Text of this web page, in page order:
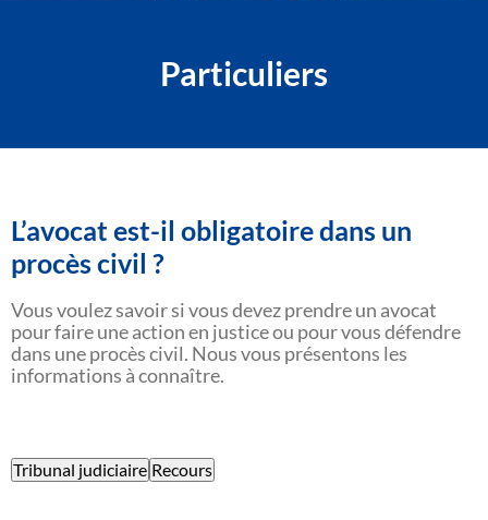
Particuliers
L’avocat est-il obligatoire dans un
procès civil ?
Vous voulez savoir si vous devez prendre un avocat
pour faire une action en justice ou pour vous défendre
dans une procès civil. Nous vous présentons les
informations à connaître.
Tribunal judiciaire Recours